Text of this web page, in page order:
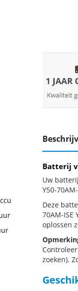
Batterij
Uw
Y50-
Deze
70AM-
oplossen
zoeken).